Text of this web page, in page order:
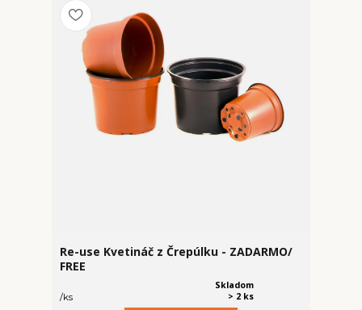
Re-use Kvetináč z Črepúlku - ZADARMO/
FREE
/ks
Skladom
> 2 ks